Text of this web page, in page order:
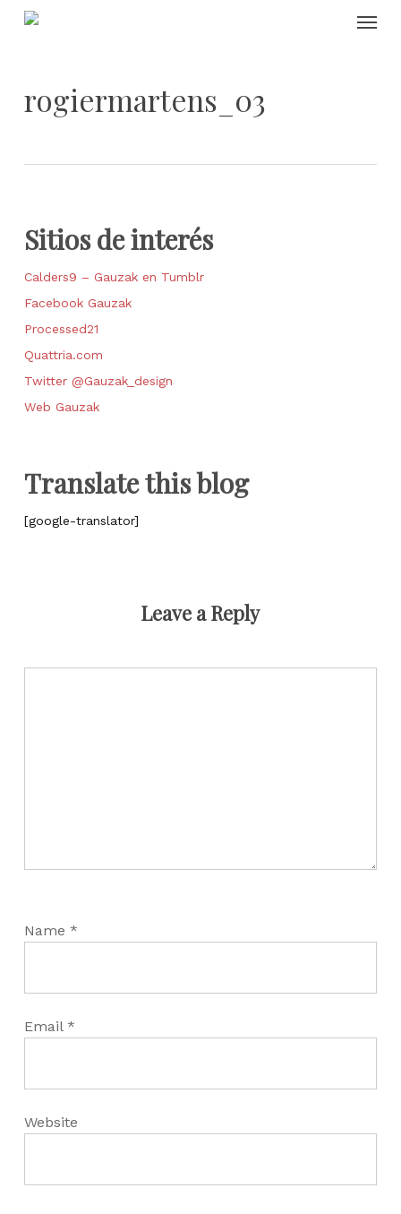
Skip
rogiermartens_03
Sitios de interés
Calders9 – Gauzak en Tumblr
Facebook Gauzak
Processed21
Quattria.com
Twitter @Gauzak_design
Web Gauzak
Translate this blog
[google-translator]
Leave a Reply
Name *
Email *
Website